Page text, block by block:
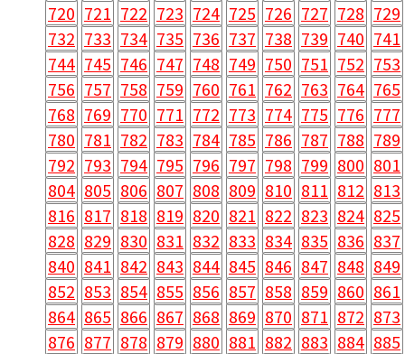
720 721 722 723 724 725 726 727 728 729
732 733 734 735 736 737 738 739 740 741
744 745 746 747 748 749 750 751 752 753
756 757 758 759 760 761 762 763 764 765
768 769 770 771 772 773 774 775 776 777
780 781 782 783 784 785 786 787 788 789
792 793 794 795 796 797 798 799 800 801
804 805 806 807 808 809 810 811 812 813
816 817 818 819 820 821 822 823 824 825
828 829 830 831 832 833 834 835 836 837
840 841 842 843 844 845 846 847 848 849
852 853 854 855 856 857 858 859 860 861
864 865 866 867 868 869 870 871 872 873
876 877 878 879 880 881 882 883 884 885